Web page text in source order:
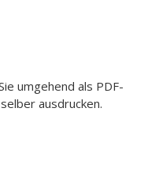
umgehend als PDF-
ausdrucken.